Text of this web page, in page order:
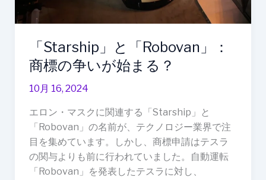
「Starship」と「Robovan」：
商標の争いが始まる？
10月 16, 2024
エロン・マスクに関連する「Starship」と
「Robovan」の名前が、テクノロジー業界で注
目を集めています。しかし、商標申請はテスラ
の関与よりも前に行われていました。自動運転
「Robovan」を発表したテスラに対し、
始
ま